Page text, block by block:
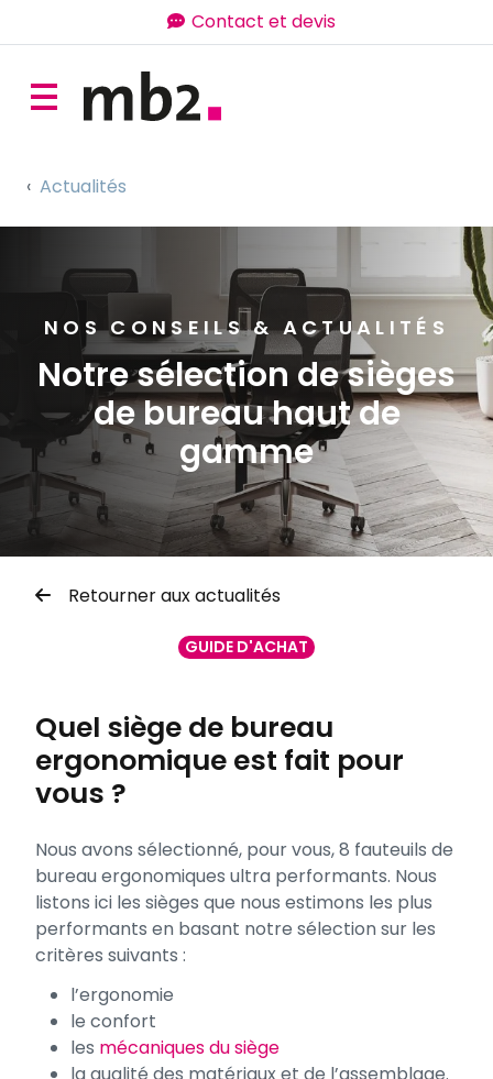
Contact et devis
Actualités
NOS CONSEILS & ACTUALITÉS
Notre sélection de sièges
de bureau haut de
gamme
Retourner aux actualités
GUIDE D'ACHAT
Quel siège de bureau
ergonomique est fait pour
vous ?
Nous avons sélectionné, pour vous, 8 fauteuils de
bureau ergonomiques ultra performants. Nous
listons ici les sièges que nous estimons les plus
performants en basant notre sélection sur les
critères suivants :
l’ergonomie
le confort
les mécaniques du siège